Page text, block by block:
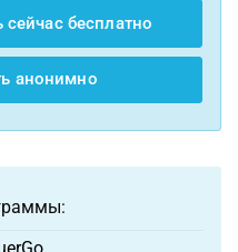
сейчас бесплатно
анонимно